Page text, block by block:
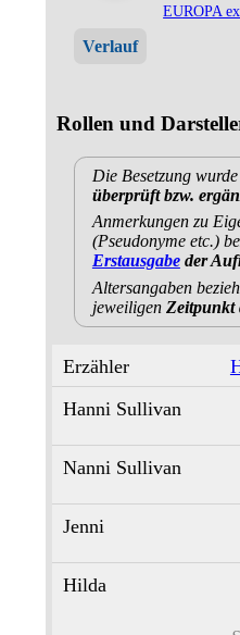
EUROPA
Verlauf
Rollen und
Die Besetzung
überprüft bzw.
Anmerkungen zu
(Pseudonyme etc.)
Erstausgabeder
Altersangaben
jeweiligen Zeitpunkt
Erzähler
Hanni Sullivan
Nanni Sullivan
Jenni
Hilda